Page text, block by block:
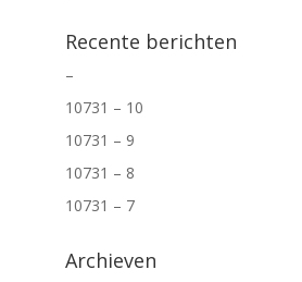
Recente berichten
–
10731 – 10
10731 – 9
10731 – 8
10731 – 7
Archieven